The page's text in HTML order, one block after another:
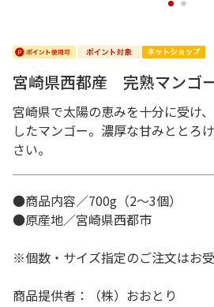
1 2
宮崎県西都産 完熟マンゴ
宮崎県で太陽の恵みを十分に受け
したマンゴー。濃厚な甘みととろ
さい。
●商品内容／700g（2～3個）
●原産地／宮崎県西都市
※個数・サイズ指定のご注文はお
商品提供者：（株）おおとり